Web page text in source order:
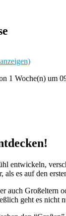
1 Woche(n) um
entwickeln,
als es auf den
auch Großeltern
geht es nicht